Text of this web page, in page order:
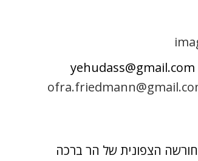
נמצאה בחורשה הצפונית של הר ברכה